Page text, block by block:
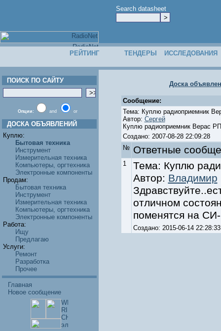
Search datasheet
РЕЙТИНГ ТЕНДЕРЫ ИССЛЕДОВАНИЯ
ПОИСК ПО САЙТУ
Опции: and or
ДОСКА ОБЪЯВЛЕНИЙ
Куплю:
Бытовая техника
Инструмент
Измерительная техника
Компьютеры, оргтехника
Электронные компоненты
Продам:
Бытовая техника
Инструмент
Измерительная техника
Компьютеры, оргтехника
Электронные компоненты
Работа:
Ищу
Предлагаю
Услуги:
Ремонт
Разработка
Прочее
Главная
Новое сообщение
Доска
Сообщение:
Тема: Куплю радиоприемник
Автор: Сергей
Куплю радиоприемник Верас
Создано: 2007-08-28 22:09:28
№ Ответные
1
Тема: Куплю
Автор: Владимир
отличном
поменятся на
Создано: 2015-06-14